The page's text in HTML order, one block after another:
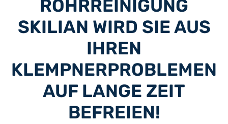
ROHRREINIGUNG
SKILIAN WIRD SIE AUS
IHREN
KLEMPNERPROBLEMEN
AUF LANGE ZEIT
BEFREIEN!